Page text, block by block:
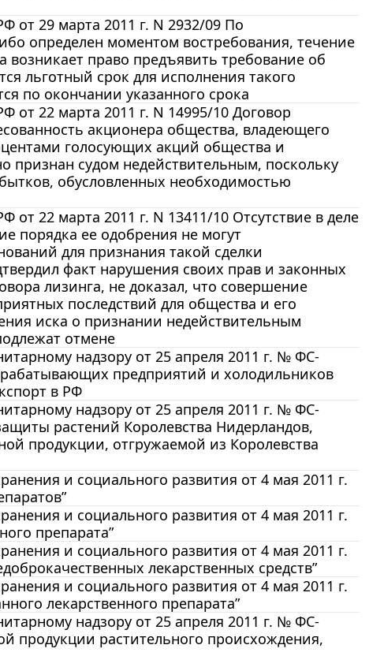
от 29 марта 2011 г. N 2932/09 По
определен моментом востребования, течение
возникает право предъявить требование об
льготный срок для исполнения такого
по окончании указанного срока
22 марта 2011 г. N 14995/10 Договор
акционера общества, владеющего
голосующих акций общества и
признан судом недействительным, поскольку
обусловленных необходимостью
22 марта 2011 г. N 13411/10 Отсутствие в деле
порядка ее одобрения не могут
для признания такой сделки
факт нарушения своих прав и законных
лизинга, не доказал, что совершение
последствий для общества и его
иска о признании недействительным
отмене
надзору от 25 апреля 2011 г. № ФС-
предприятий и холодильников
в РФ
надзору от 25 апреля 2011 г. № ФС-
растений Королевства Нидерландов,
продукции, отгружаемой из Королевства
и социального развития от 4 мая 2011 г.
и социального развития от 4 мая 2011 г.
препарата”
и социального развития от 4 мая 2011 г.
лекарственных средств”
и социального развития от 4 мая 2011 г.
лекарственного препарата”
надзору от 25 апреля 2011 г. № ФС-
продукции растительного происхождения,